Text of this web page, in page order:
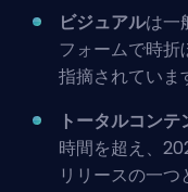
ビジュアルは一
フォームで時
指摘されていま
トータルコンテ
時間を超え、
リリースの一つ